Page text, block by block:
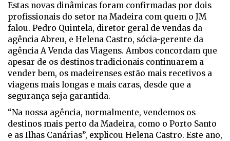
Estas novas dinâmicas foram confirmadas por dois
profissionais do setor na Madeira com quem o JM
falou. Pedro Quintela, diretor geral de vendas da
agência Abreu, e Helena Castro, sócia-gerente da
agência A Venda das Viagens. Ambos concordam que
apesar de os destinos tradicionais continuarem a
vender bem, os madeirenses estão mais recetivos a
viagens mais longas e mais caras, desde que a
segurança seja garantida.
“Na nossa agência, normalmente, vendemos os
destinos mais perto da Madeira, como o Porto Santo
e as Ilhas Canárias”, explicou Helena Castro. Este ano,